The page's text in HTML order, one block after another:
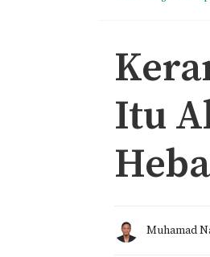
Itu
Muhamad